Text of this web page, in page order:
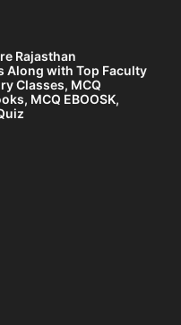
Rajasthan
Along with Top Faculty
Classes, MCQ
MCQ EBOOSK,